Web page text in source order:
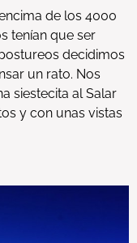
de los 4000
tenían que ser
decidimos
un rato. Nos
siestecita al Salar
y con unas vistas